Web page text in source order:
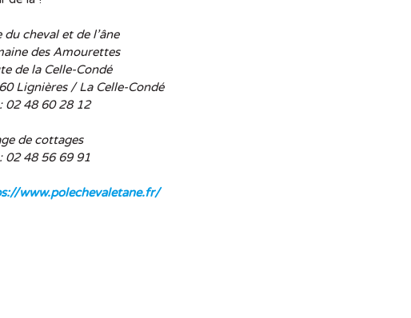
du cheval et de l’âne
des Amourettes
de la Celle-Condé
Lignières / La Celle-Condé
02 48 60 28 12
de cottages
02 48 56 69 91
www.polechevaletane.fr/